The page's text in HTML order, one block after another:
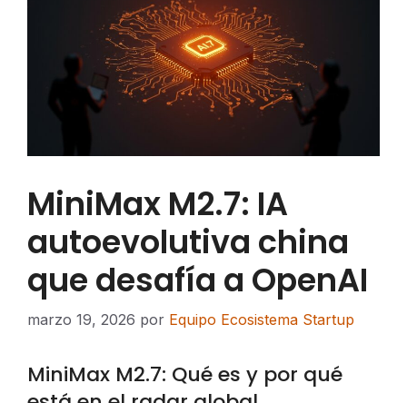
MiniMax M2.7: IA
autoevolutiva china
que desafía a OpenAI
marzo 19, 2026 por Equipo Ecosistema Startup
MiniMax M2.7: Qué es y por qué